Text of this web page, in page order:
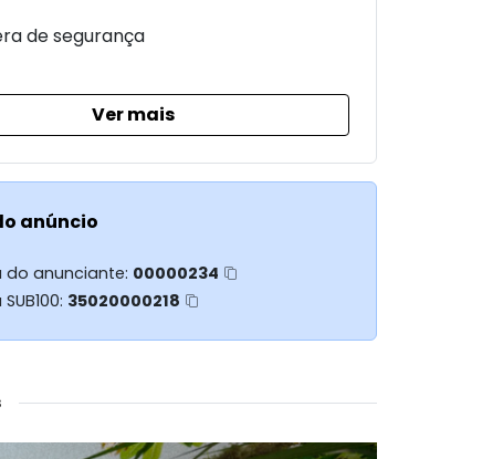
de segurança
Ver mais
anúncio
do anunciante: 00000234
35020000218